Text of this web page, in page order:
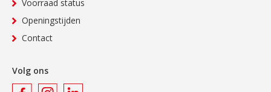
Voorraad status
Openingstijden
Contact
Volg ons